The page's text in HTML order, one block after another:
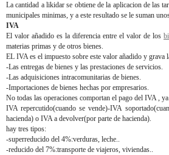
La cantidad a likidar se obtiene de la aplicacion de las
municipales minimas, y a este resultado se le suman
IVA
El valor añadido es la diferencia entre el valor de los
materias primas y de otros bienes.
EL IVA es el impuesto sobre este valor añadido y grava
-Las entregas de bienes y las prestaciones de servicios.
-Las adquisiciones intracomunitarias de bienes.
-Importaciones de bienes hechas por empresarios.
No todas las operaciones comportan el pago del IVA , ya
IVA repercutido(cuando se vende)-IVA
hacienda) o IVA a devolver(por parte de hacienda).
hay tres tipos:
-superreducido del 4%:verduras, leche..
-reducido del 7%:transporte de viajeros, viviendas..